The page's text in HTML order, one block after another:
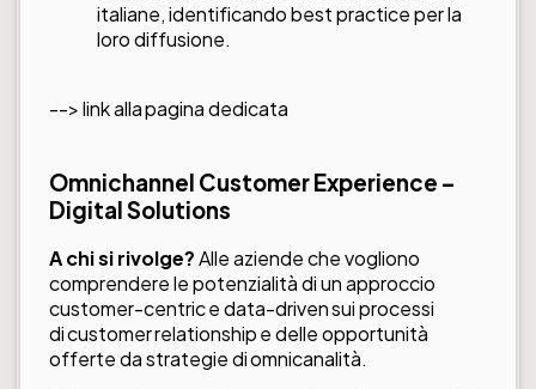
italiane, identificando best practice per la
loro diffusione.
--> link allapagina dedicata
Omnichannel Customer Experience –
Digital Solutions
A chi si rivolge?Alle aziende che vogliono
comprendere le potenzialità di un approccio
customer-centric e data-driven sui processi
di customer relationship e delle opportunità
offerte da strategie di omnicanalità.